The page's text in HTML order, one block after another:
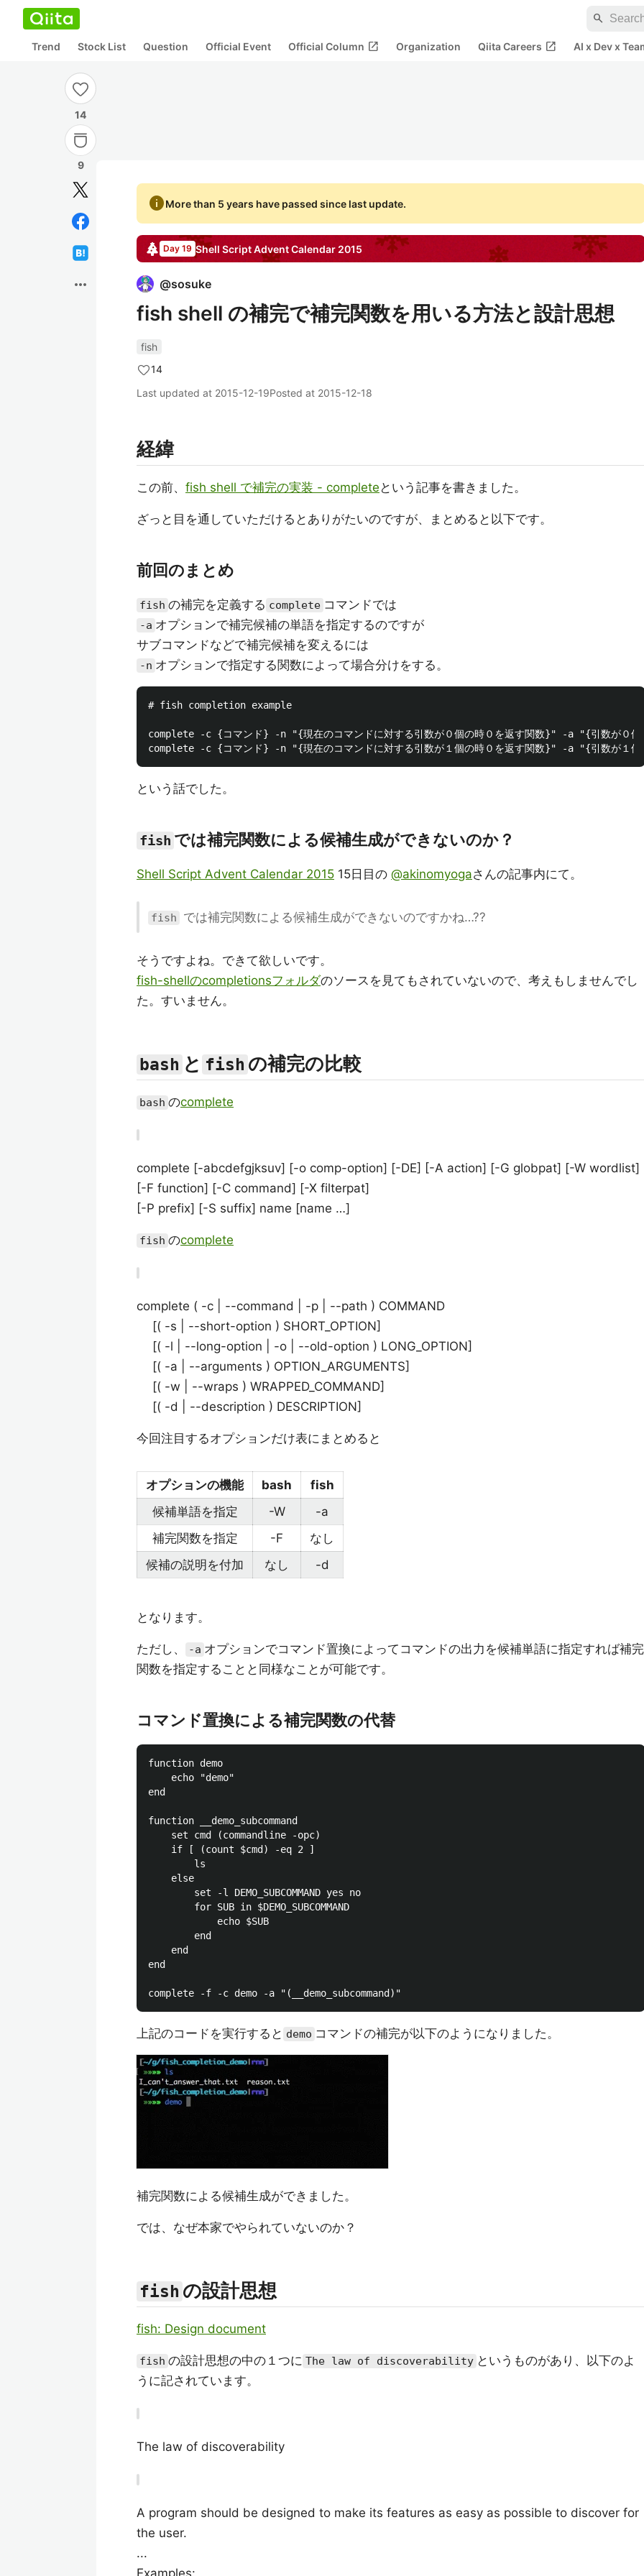
search
Trend Stock List Question Official Event Official Column open_in_new Organization Qiita Careers open_in_new AI x Dev x
14
9
more_horiz
infoMore than 5 years have passed since last update.
Day 19 Shell ScriptAdvent Calendar 2015
@sosuke
fish shell の補完で補完関数を用いる方法と設計思想
fish
14
Last updated at 2015-12-19Posted at 2015-12-18
経緯
この前、 fish shell で補完の実装 - complete という記事を書きました。
ざっと目を通していただけるとありがたいのですが、まとめると以下です。
前回のまとめ
fish の補完を定義する complete コマンドでは
-a オプションで補完候補の単語を指定するのですが
サブコマンドなどで補完候補を変えるには
-n オプションで指定する関数によって場合分けをする。
# fish completion example
complete -c {コマンド} -n "{現在のコマンドに対する引数が０個の時０を返す関数}" -a "{引数が０個
という話でした。
fish では補完関数による候補生成ができないのか？
Shell Script Advent Calendar 2015 15日目の @akinomyogaさんの記事内にて。
fish では補完関数による候補生成ができないのですかね…??
そうですよね。できて欲しいです。
fish-shellのcompletionsフォルダのソースを見てもされていないので、考えもしませんでし
た。すいません。
bash と fish の補完の比較
bash のcomplete
complete [-abcdefgjksuv] [-o comp-option] [-DE] [-A action] [-G globpat] [-W wordlist]
[-F function] [-C command] [-X filterpat]
[-P prefix] [-S suffix] name [name …]
fish のcomplete
complete ( -c | --command | -p | --path ) COMMAND
[( -s | --short-option ) SHORT_OPTION]
[( -l | --long-option | -o | --old-option ) LONG_OPTION]
[( -a | --arguments ) OPTION_ARGUMENTS]
[( -w | --wraps ) WRAPPED_COMMAND]
[( -d | --description ) DESCRIPTION]
今回注目するオプションだけ表にまとめると
オプションの機能 bash
fish
候補単語を指定
-W
-a
補完関数を指定
-F
なし
候補の説明を付加
なし -d
となります。
ただし、 -a オプションでコマンド置換によってコマンドの出力を候補単語に指定すれば補完
関数を指定することと同様なことが可能です。
コマンド置換による補完関数の代替
function demo
    echo "demo"
end
function __demo_subcommand
    set cmd (commandline -opc)
    if [ (count $cmd) -eq 2 ]
        ls
    else
        set -l DEMO_SUBCOMMAND yes no
        for SUB in $DEMO_SUBCOMMAND
            echo $SUB
        end
    end
end
上記のコードを実行すると demo コマンドの補完が以下のようになりました。
補完関数による候補生成ができました。
では、なぜ本家でやられていないのか？
fish の設計思想
fish: Design document
fish の設計思想の中の１つに The law of discoverability というものがあり、以下のよ
うに記されています。
The law of discoverability
A program should be designed to make its features as easy as possible to discover for
the user.
...
Examples: